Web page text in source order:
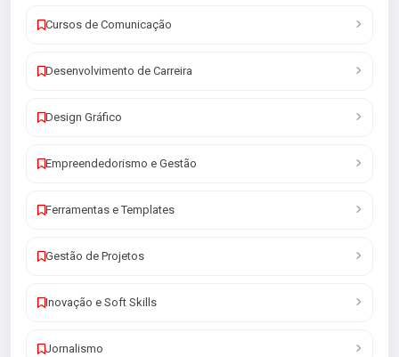
Cursos de Comunicação
Desenvolvimento de Carreira
Design Gráfico
Empreendedorismo e Gestão
Ferramentas e Templates
Gestão de Projetos
Inovação e Soft Skills
Jornalismo